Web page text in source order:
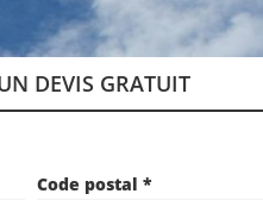
DEVIS GRATUIT
Code postal *